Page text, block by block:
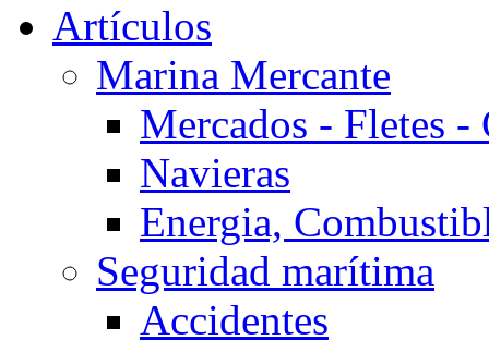
Artículos
Marina Mercante
Mercados - Fletes -
Navieras
Energia,
Seguridad marítima
Accidentes